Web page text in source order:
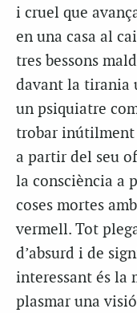
i cruel que
en una casa al
tres bessons
davant la tirania
un psiquiatre
trobar inútilment
a partir del seu
la consciència a
coses mortes
vermell. Tot
d’absurd i de
interessant és la
plasmar una